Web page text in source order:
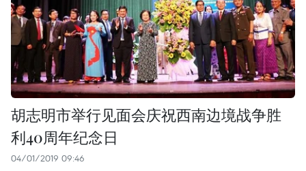
胡志明市举行见面会庆祝西南边境战争胜
利40周年纪念日
04/01/2019 09:46